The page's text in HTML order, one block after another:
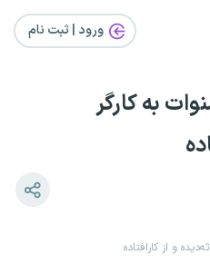
ورود | ثبت‌ نام
به کارگر
و از کارافتاده